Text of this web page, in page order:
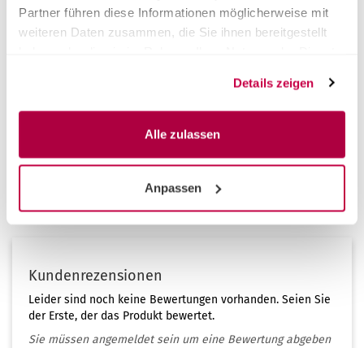
Partner führen diese Informationen möglicherweise mit
weiteren Daten zusammen, die Sie ihnen bereitgestellt
Details zeigen
Alle zulassen
Anpassen
Kundenrezensionen
Leider sind noch keine Bewertungen vorhanden. Seien Sie
der Erste, der das Produkt bewertet.
Sie müssen angemeldet sein um eine Bewertung abgeben